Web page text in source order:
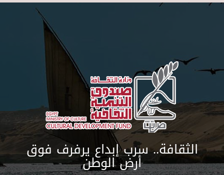
Skip to main content
الثقافة.. سرب إبداع يرفرف فوق
أرض الوطن